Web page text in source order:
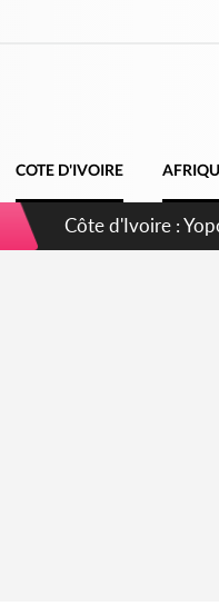
COTE D'IVOIRE
Côte d'Ivoire :